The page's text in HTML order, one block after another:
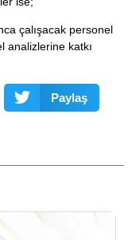
çalışacak personel
analizlerine katkı
Paylaş